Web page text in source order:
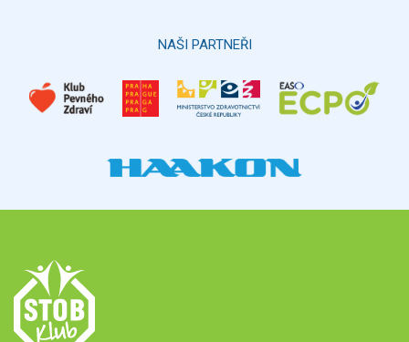
NAŠI PARTNEŘI